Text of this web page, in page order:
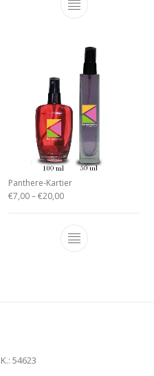
Panthere-Kartier
€7,00–€20,00
54623